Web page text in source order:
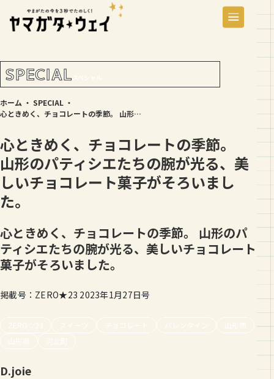
SPECIAL スペシャル
ホーム ・ SPECIAL ・
心ときめく、チョコレートの季節。 山形のパティシエたちの腕が光る、美しいチョコレート菓子がそろいました。
心ときめく、チョコレートの季節。
山形のパティシエたちの腕が光る、美
しいチョコレート菓子がそろいまし
た。
心ときめく、チョコレートの季節。 山形のパ
ティシエたちの腕が光る、美しいチョコレート
菓子がそろいました。
掲載号：ZERO★23 2023年1月27日号
ZERO☆23 スイーツ チョコレート バレンタイン
山形市
山形県
河北町
D.joie